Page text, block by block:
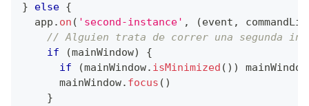
}
else {
  app
. on ( 'second-instance' , (event ,
// Alguien trata de correr una segunda
if
(mainWindow)
{
if
(mainWindow. isMinimized ( ) ) mainWindow
      mainWindow
. focus ( )
}